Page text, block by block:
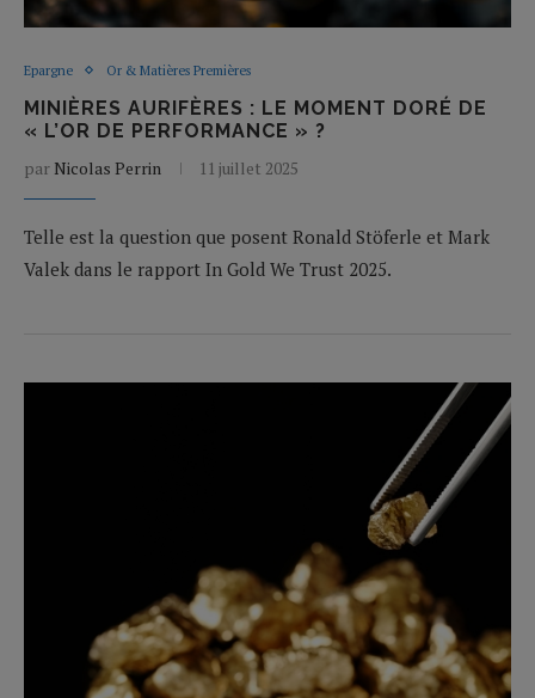
Epargne Or & Matières Premières
MINIÈRES AURIFÈRES : LE MOMENT DORÉ DE
« L’OR DE PERFORMANCE » ?
par Nicolas Perrin 11 juillet 2025
Telle est la question que posent Ronald Stöferle et Mark
Valek dans le rapport In Gold We Trust 2025.